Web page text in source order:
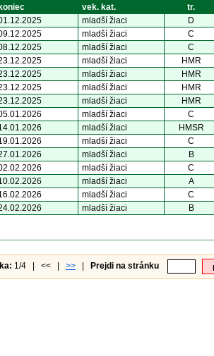
koniec vek. kat.
tr.
mladší žiaci
D
mladší žiaci
C
mladší žiaci
C
mladší žiaci
HMR
mladší žiaci
HMR
mladší žiaci
HMR
mladší žiaci
HMR
mladší žiaci
C
mladší žiaci
HMSR
mladší žiaci
C
mladší žiaci
B
mladší žiaci
C
mladší žiaci
A
mladší žiaci
C
mladší žiaci B
1/4 | << | >> Prejdi na stránku